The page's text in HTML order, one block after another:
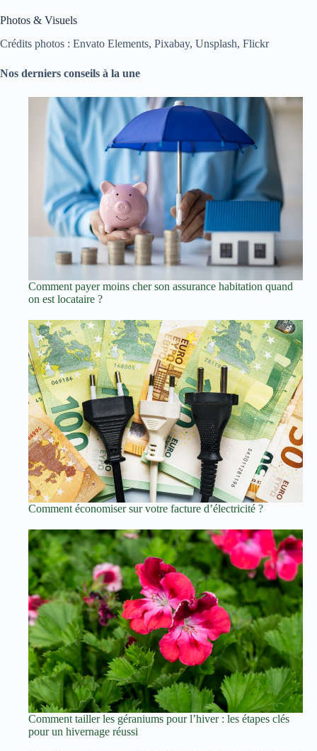
Photos & Visuels
Crédits photos : Envato Elements, Pixabay, Unsplash, Flickr
Nos derniers conseils à la une
Comment payer moins cher son assurance habitation quand
on est locataire ?
Comment économiser sur votre facture d’électricité ?
Comment tailler les géraniums pour l’hiver : les étapes clés
pour un hivernage réussi